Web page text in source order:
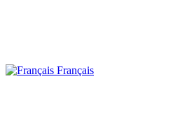
Français